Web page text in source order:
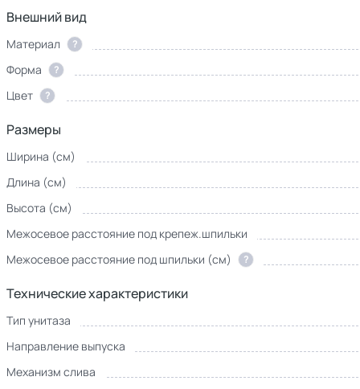
Внешний вид
Материал ?
Форма ?
Цвет ?
Размеры
Ширина (см)
Длина (см)
Высота (см)
Межосевое расстояние под крепеж.шпильки
Межосевое расстояние под шпильки (см)
?
Технические характеристики
Тип унитаза
Направление выпуска
Механизм слива